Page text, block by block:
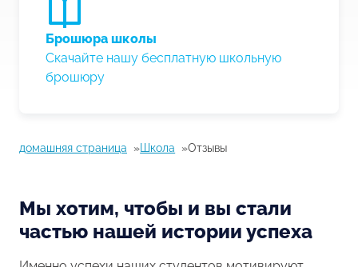
Брошюра школы
Скачайте нашу бесплатную школьную
брошюру
домашняя страница Школа Отзывы
Мы хотим, чтобы и вы стали
частью нашей истории успеха